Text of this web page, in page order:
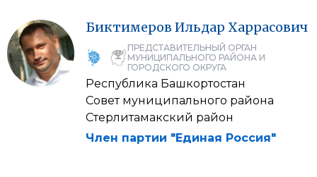
Биктимеров Ильдар Харрасович
ПРЕДСТАВИТЕЛЬНЫЙ ОРГАН
МУНИЦИПАЛЬНОГО РАЙОНА И
ГОРОДСКОГО ОКРУГА
Республика Башкортостан
Совет муниципального района
Стерлитамакский район
Член партии "Единая Россия"